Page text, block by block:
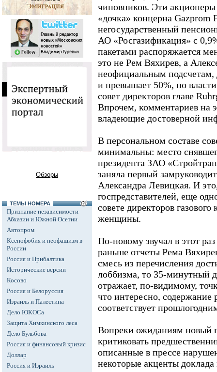
Обзоры
ТЕМЫ НОМЕРА
Признание независимости
Абхазии и Южной Осетии
Автопром
Ксенофобия и неофашизм в
России
Россия и Прибалтика
Исторические версии
Косово
Россия и Белоруссия
Израиль и Палестина
Дело ЮКОСа
Защита Химкинского леса
Дело Бульбова
Россия и финансовый кризис
Доллар
Россия и Израиль
чиновников. Эти акционеры
«дочка» концерна Gazprom
негосударственный
АО «Росгазификация» с
пакетами распоряжается
это не Рем Вяхирев, а
неофициальным подсчетам,
и превышает 50%, но
совет директоров главе
Впрочем, комментариев на
владеющие достоверной
В персональном составе
минимальны: место
президента ЗАО
заняла первый
Александра Левицкая. И
госпредставителей, еще
совете директоров
женщины.
По-новому звучал в этот
раньше отчеты Рема
смесь из перечисления
лоббизма, то 35-минутный
отражает, по-видимому,
что интересно,
соответствует
Вопреки ожиданиям новый
критиковать
описанные в прессе
некоторые акценты